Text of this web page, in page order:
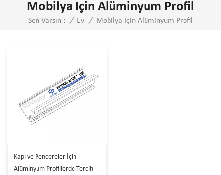
Mobilya Için Alüminyum Profil
Sen Varsın : / Ev / Mobilya Için Alüminyum Profil
Kapı ve Pencereler İçin
Alüminyum Profillerde Tercih